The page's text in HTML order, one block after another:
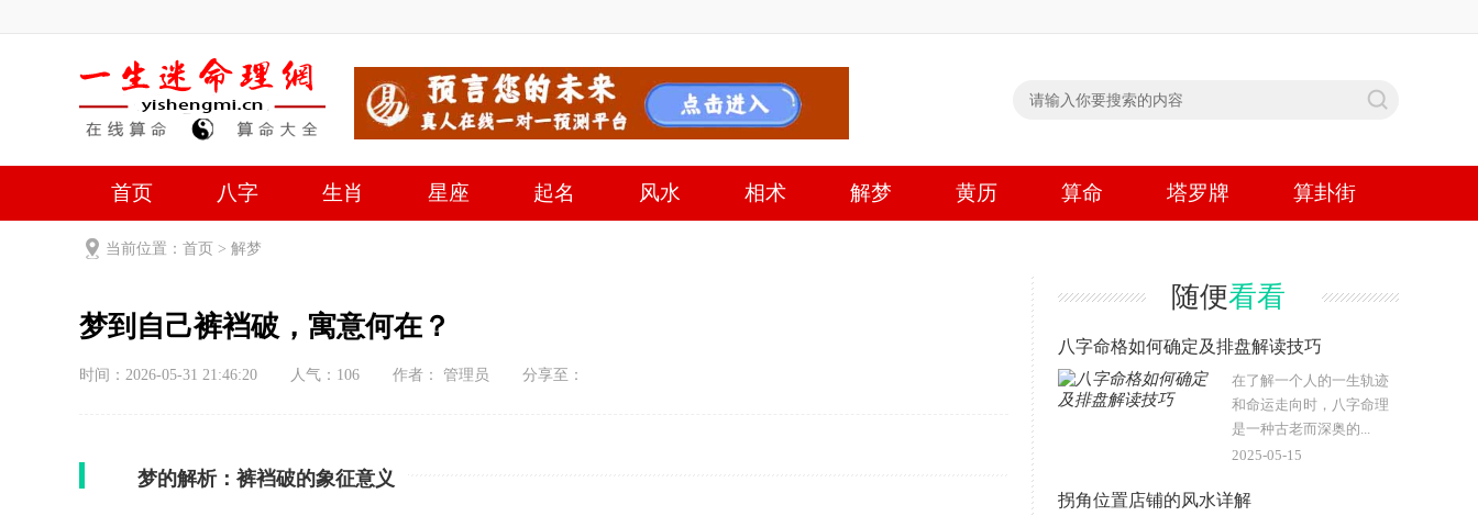
首页 八字 生肖 星座 起名 风水 相术 解梦 黄历 算命 塔罗牌 算卦街
当前位置： 首页 > 解梦
梦到自己裤裆破，寓意何在？
时间：2026-05-31 21:46:20 人气： 106 作者： 管理员 分享至：
梦的解析：裤裆破的象征意义
随便看看
八字命格如何确定及排盘解读技巧
在了解一个人的一生轨迹
和命运走向时，八字命理
是一种古老而深奥的...
2025-05-15
拐角位置店铺的风水详解